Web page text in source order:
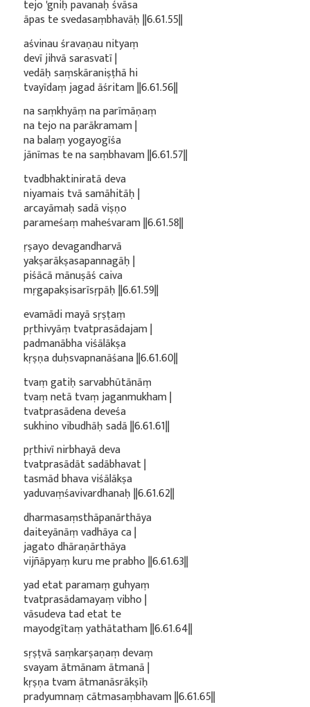
tejo 'gniḥ pavanaḥ śvāsa
āpas te svedasaṃbhavāḥ ||6.61.55||
aśvinau śravaṇau nityaṃ
devī jihvā sarasvatī |
vedāḥ saṃskāraniṣṭhā hi
tvayīdaṃ jagad āśritam ||6.61.56||
na saṃkhyāṃ na parīmāṇaṃ
na tejo na parākramam |
na balaṃ yogayogīśa
jānīmas te na saṃbhavam ||6.61.57||
tvadbhaktiniratā deva
niyamais tvā samāhitāḥ |
arcayāmaḥ sadā viṣṇo
parameśaṃ maheśvaram ||6.61.58||
ṛṣayo devagandharvā
yakṣarākṣasapannagāḥ |
piśācā mānuṣāś caiva
mṛgapakṣisarīsṛpāḥ ||6.61.59||
evamādi mayā sṛṣṭaṃ
pṛthivyāṃ tvatprasādajam |
padmanābha viśālākṣa
kṛṣṇa duḥsvapnanāśana ||6.61.60||
tvaṃ gatiḥ sarvabhūtānāṃ
tvaṃ netā tvaṃ jaganmukham |
tvatprasādena deveśa
sukhino vibudhāḥ sadā ||6.61.61||
pṛthivī nirbhayā deva
tvatprasādāt sadābhavat |
tasmād bhava viśālākṣa
yaduvaṃśavivardhanaḥ ||6.61.62||
dharmasaṃsthāpanārthāya
daiteyānāṃ vadhāya ca |
jagato dhāraṇārthāya
vijñāpyaṃ kuru me prabho ||6.61.63||
yad etat paramaṃ guhyaṃ
tvatprasādamayaṃ vibho |
vāsudeva tad etat te
mayodgītaṃ yathātatham ||6.61.64||
sṛṣṭvā saṃkarṣaṇaṃ devaṃ
svayam ātmānam ātmanā |
kṛṣṇa tvam ātmanāsrākṣīḥ
pradyumnaṃ cātmasaṃbhavam ||6.61.65||